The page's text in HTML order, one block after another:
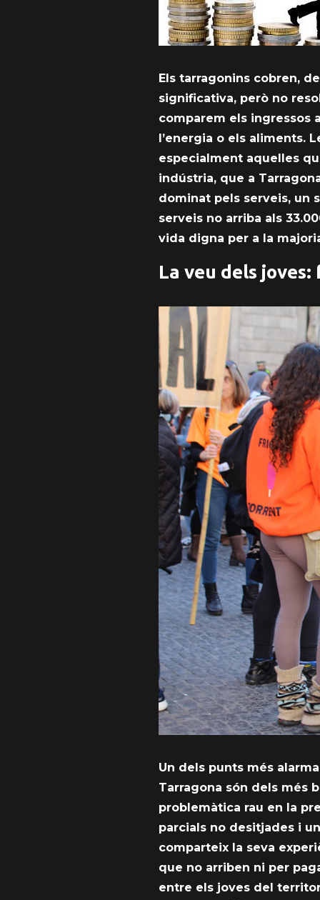
Els tarragonins cobren,
significativa, però no
comparem els ingressos
l’energia o els aliments.
especialment aquelles
indústria, que a
dominat pels serveis, un
serveis no arriba als
vida digna per a la
La veu dels
Un dels punts més
Tarragona són dels més
problemàtica rau en la
parcials no desitjades i
comparteix la seva
que no arriben ni per
entre els joves del